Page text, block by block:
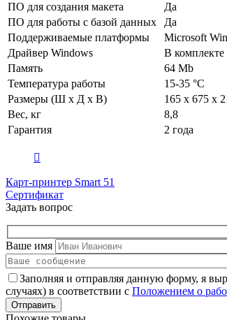
ПО для создания макета
Да
ПО для работы с базой данных
Да
Поддерживаемые платформы
Microsoft
Драйвер Windows
В комплекте
Память
64 Mb
Температура работы
15-35 °C
Размеры (Ш х Д х В)
165 x 675 x
Вес, кг
8,8
Гарантия
2 года
Карт-принтер Smart 51
Сертификат
Задать вопрос
Ваше имя
Заполняя и отправляя данную форму, я
случаях) в соответствии с Положением о